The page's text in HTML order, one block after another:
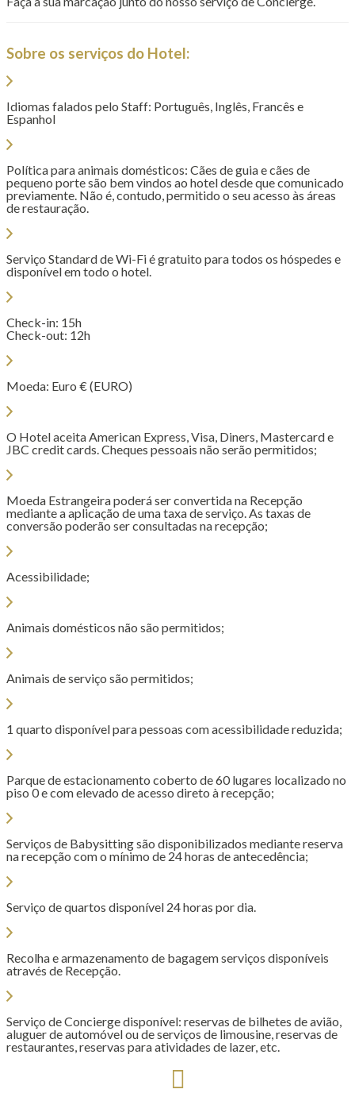
Sobre os serviços do Hotel:
Idiomas falados pelo Staff: Português, Inglês, Francês e
Espanhol
Política para animais domésticos: Cães de guia e cães de
pequeno porte são bem vindos ao hotel desde que comunicado
previamente. Não é, contudo, permitido o seu acesso às áreas
de restauração.
Serviço Standard de Wi-Fi é gratuito para todos os hóspedes e
disponível em todo o hotel.
Check-in: 15h
Check-out: 12h
Moeda: Euro € (EURO)
O Hotel aceita American Express, Visa, Diners, Mastercard e
JBC credit cards. Cheques pessoais não serão permitidos;
Moeda Estrangeira poderá ser convertida na Recepção
mediante a aplicação de uma taxa de serviço. As taxas de
conversão poderão ser consultadas na recepção;
Acessibilidade;
Animais domésticos não são permitidos;
Animais de serviço são permitidos;
1 quarto disponível para pessoas com acessibilidade reduzida;
Parque de estacionamento coberto de 60 lugares localizado no
piso 0 e com elevado de acesso direto à recepção;
Serviços de Babysitting são disponibilizados mediante reserva
na recepção com o mínimo de 24 horas de antecedência;
Serviço de quartos disponível 24 horas por dia.
Recolha e armazenamento de bagagem serviços disponíveis
através de Recepção.
Serviço de Concierge disponível: reservas de bilhetes de avião,
aluguer de automóvel ou de serviços de limousine, reservas de
restaurantes, reservas para atividades de lazer, etc.